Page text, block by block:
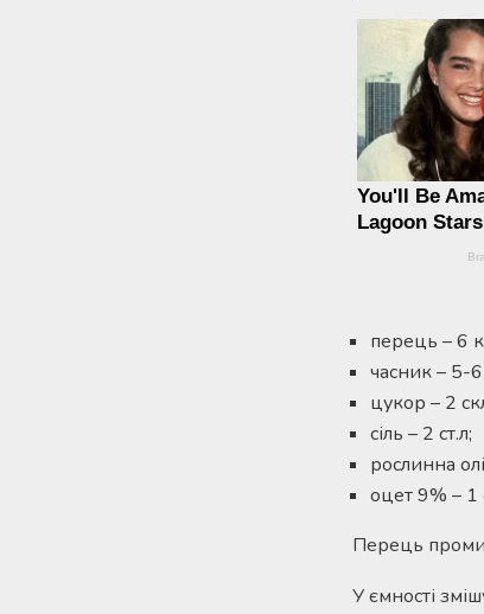
перець – 6
часник – 5-
цукор – 2
сіль – 2 ст.л;
рослинна
оцет 9% – 1
Перець
У ємності